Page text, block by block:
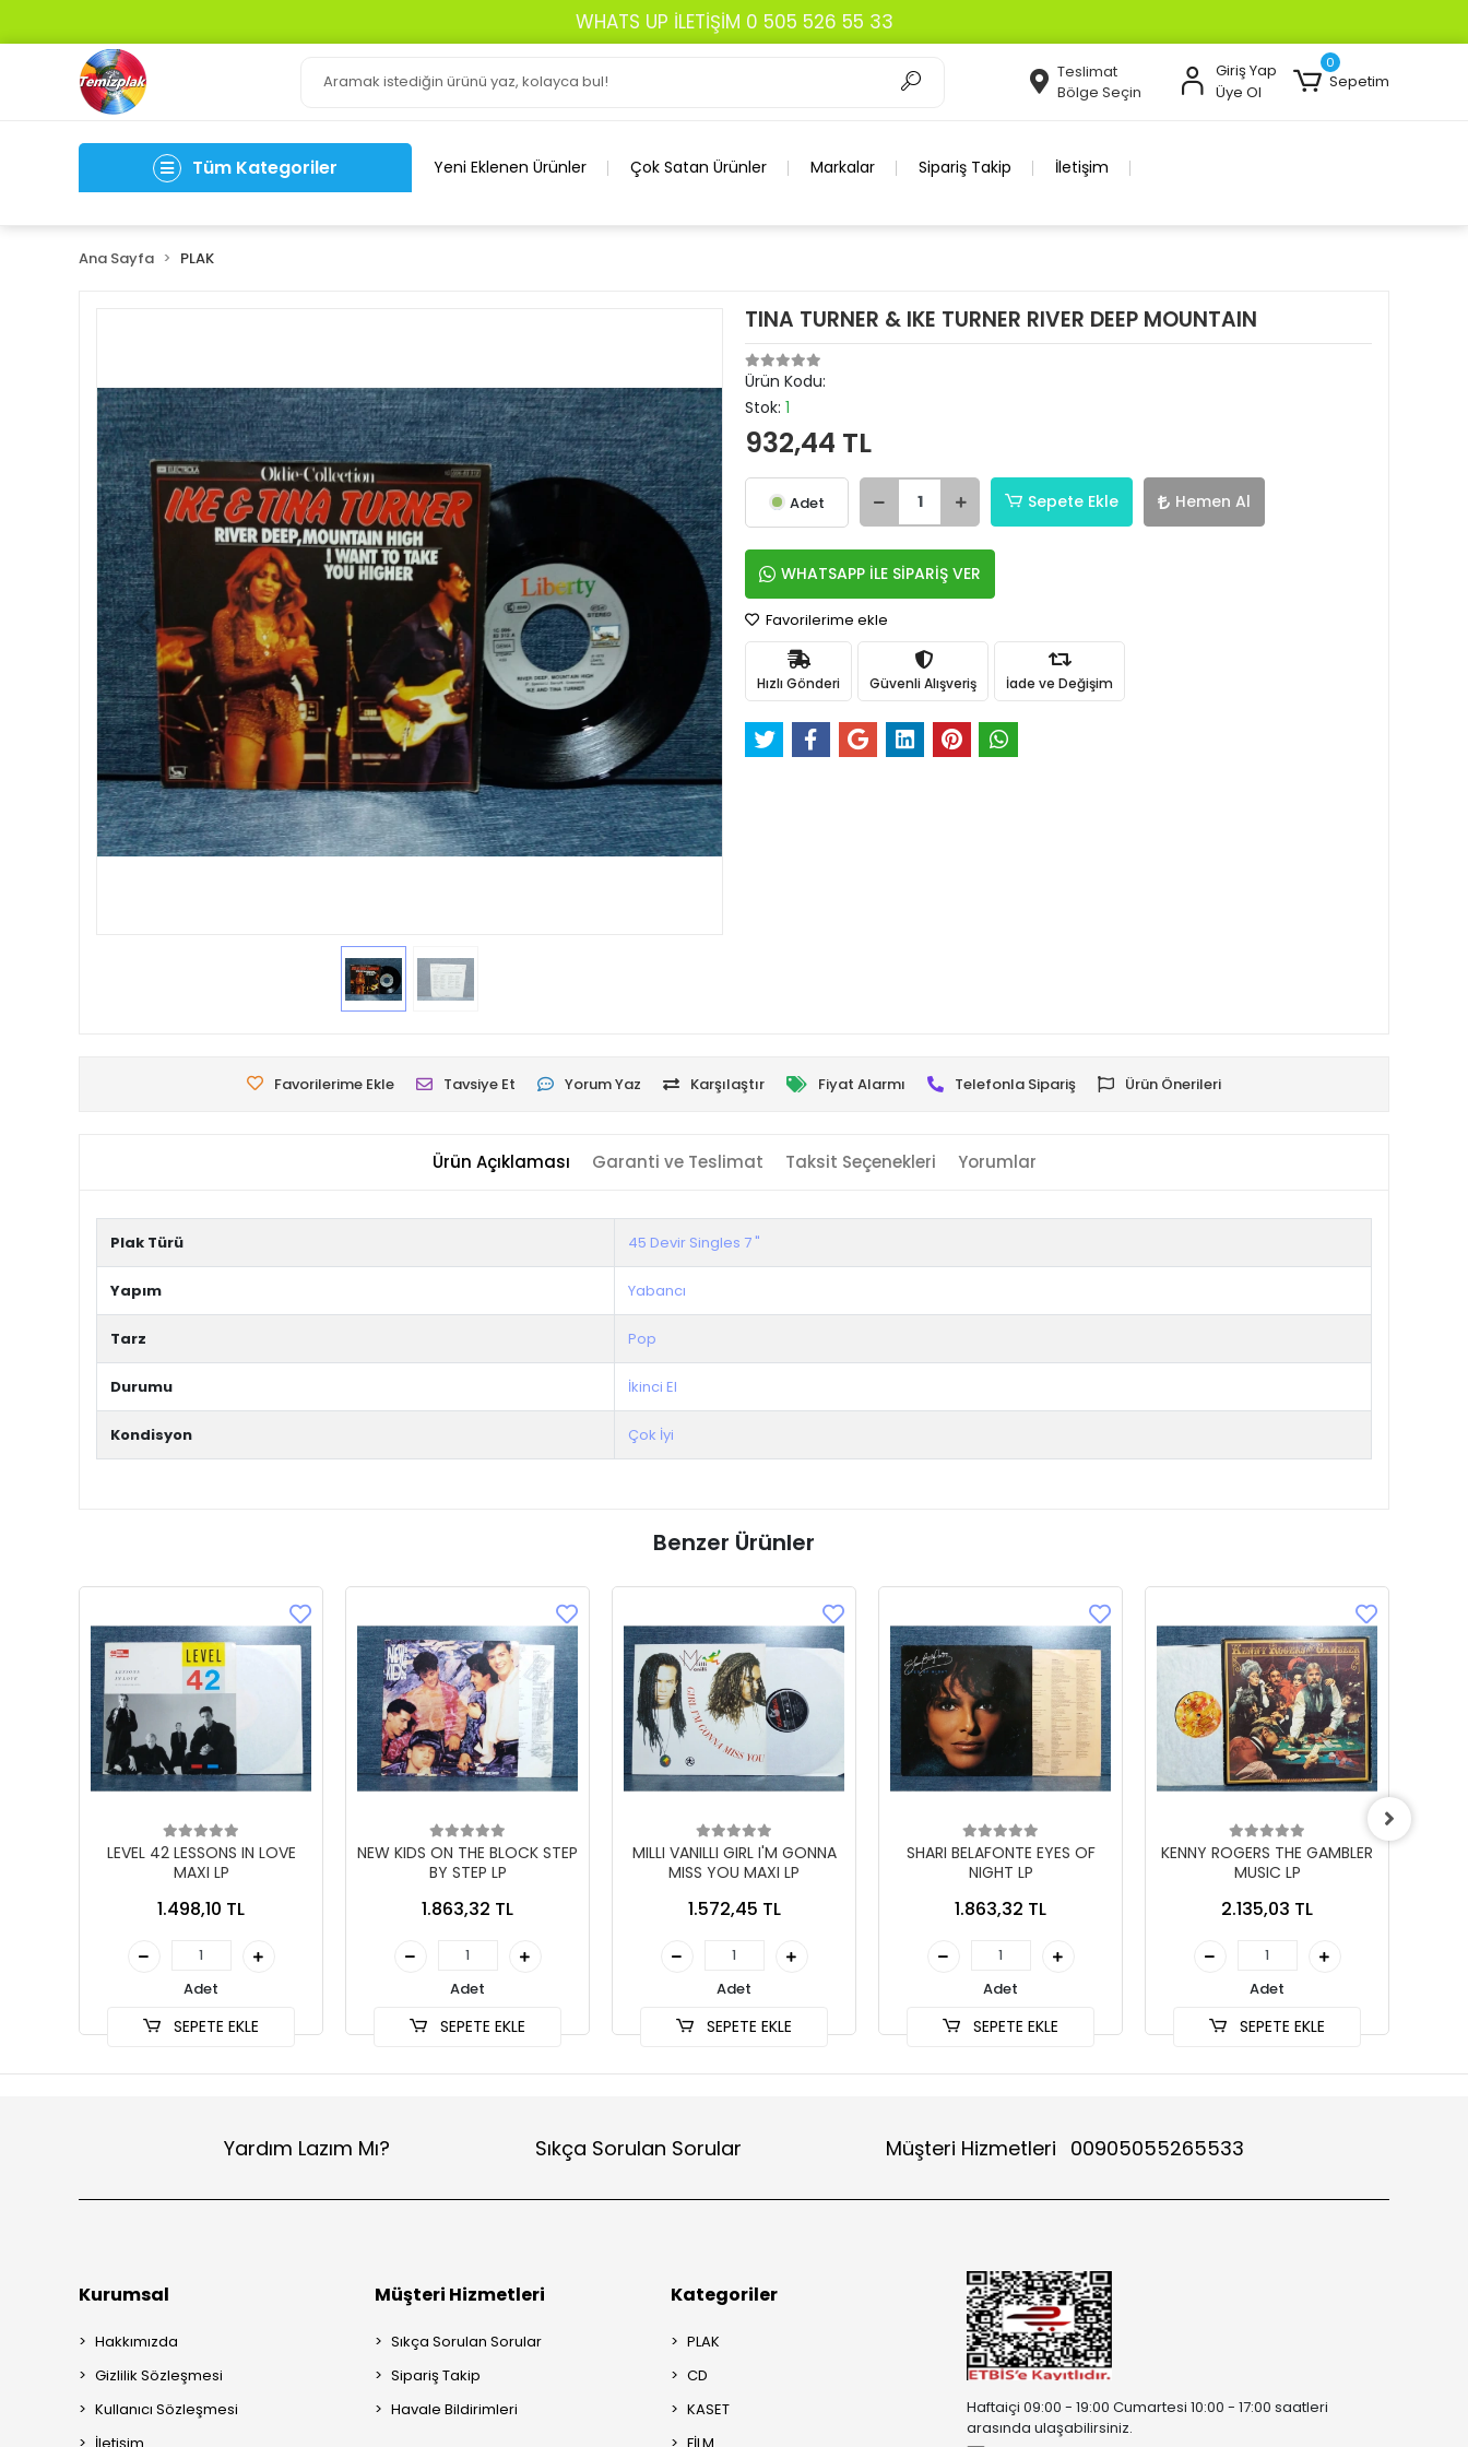
WHATS UP İLETİŞİM 0 505 526 55 33
Teslimat
Bölge Seçin
Giriş Yap
Üye Ol
0
Sepetim
Tüm Kategoriler Yeni Eklenen Ürünler Çok Satan Ürünler Markalar Sipariş Takip İletişim
Ana Sayfa PLAK
TINA TURNER & IKE TURNER RIVER DEEP MOUNTAIN
Ürün Kodu:
Stok: 1
932,44 TL
Adet Sepete Ekle Hemen Al
WHATSAPP İLE SİPARİŞ VER
Favorilerime ekle
Hızlı Gönderi Güvenli Alışveriş İade ve Değişim
Favorilerime Ekle Tavsiye Et Yorum Yaz Karşılaştır Fiyat Alarmı Telefonla Sipariş Ürün Önerileri
Ürün Açıklaması Garanti ve Teslimat Taksit Seçenekleri Yorumlar
Plak Türü 45 Devir Singles 7 "
Yapım Yabancı
Tarz Pop
Durumu İkinci El
Kondisyon Çok İyi
Benzer Ürünler
LEVEL 42 LESSONS IN LOVE
MAXI LP
1.498,10 TL
Adet
SEPETE EKLE
NEW KIDS ON THE BLOCK STEP
BY STEP LP
1.863,32 TL
Adet
SEPETE EKLE
MILLI VANILLI GIRL I'M GONNA
MISS YOU MAXI LP
1.572,45 TL
Adet
SEPETE EKLE
SHARI BELAFONTE EYES OF
NIGHT LP
1.863,32 TL
Adet
SEPETE EKLE
KENNY ROGERS THE GAMBLER
MUSIC LP
2.135,03 TL
Adet
SEPETE EKLE
Yardım Lazım Mı? Sıkça Sorulan Sorular Müşteri Hizmetleri 00905055265533
Kurumsal
Hakkımızda
Gizlilik Sözleşmesi
Kullanıcı Sözleşmesi
Müşteri Hizmetleri
Sıkça Sorulan Sorular
Sipariş Takip
Havale Bildirimleri
Kategoriler
PLAK
CD
KASET
Haftaiçi 09:00 - 19:00 Cumartesi 10:00 - 17:00 saatleri
arasında ulaşabilirsiniz.